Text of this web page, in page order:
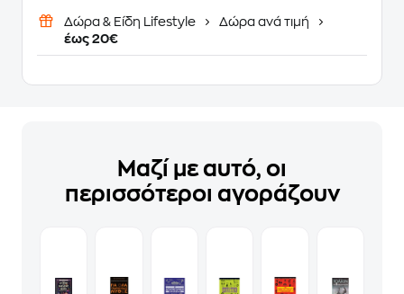
Δώρα & Είδη Lifestyle
Δώρα ανά τιμή
έως 20€
Μαζί με αυτό, οι
περισσότεροι αγοράζουν